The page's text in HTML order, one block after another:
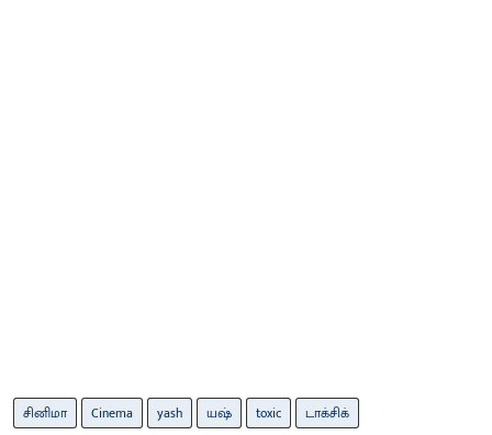
சினிமா Cinema yash யஷ் toxic டாக்சிக்